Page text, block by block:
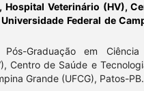
Hospital Veterinário (HV),
Federal de
Pós-Graduação em
Centro de Saúde e
Grande (UFCG), Patos-PB.